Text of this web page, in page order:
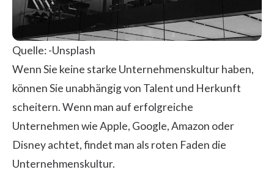
Quelle: -Unsplash
Wenn Sie keine starke Unternehmenskultur haben,
können Sie unabhängig von Talent und Herkunft
scheitern. Wenn man auf erfolgreiche
Unternehmen wie Apple, Google, Amazon oder
Disney achtet, findet man als roten Faden die
Unternehmenskultur.